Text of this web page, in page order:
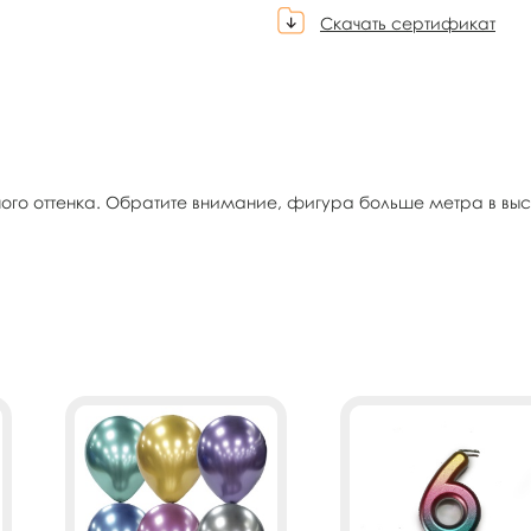
Скачать сертификат
оттенка. Обратите внимание, фигура больше метра